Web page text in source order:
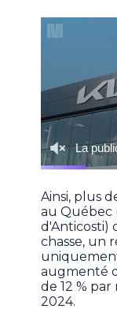
Ainsi, plus
au Québec
d'Anticosti)
chasse, un
augmenté
de 12 %
2024.